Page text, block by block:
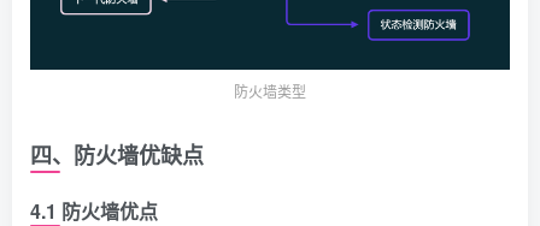
防火墙类型
四、防火墙优缺点
4.1 防火墙优点